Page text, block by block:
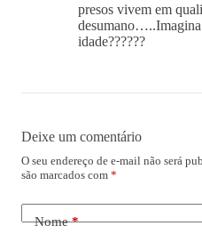
presos vivem em
idade??????
Deixe um comentário
O seu endereço de e-mail não será
são marcados com *
Nome*